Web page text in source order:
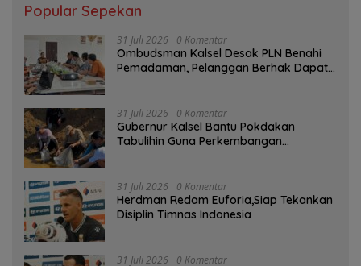
Popular Sepekan
31 Juli 2026 0 Komentar
Ombudsman Kalsel Desak PLN Benahi
Pemadaman, Pelanggan Berhak Dapat
31 Juli 2026 0 Komentar
Gubernur Kalsel Bantu Pokdakan
Tabulihin Guna Perkembangan
31 Juli 2026 0 Komentar
Herdman Redam Euforia,Siap Tekankan
Disiplin Timnas Indonesia
31 Juli 2026 0 Komentar